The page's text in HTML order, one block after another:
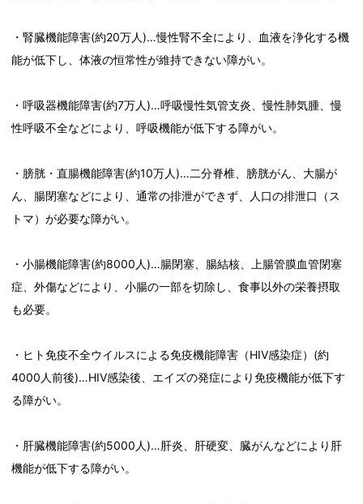
・腎臓機能障害(約20万人)…慢性腎不全により、血液を浄化する機
能が低下し、体液の恒常性が維持できない障がい。
・呼吸器機能障害(約7万人)…呼吸慢性気管支炎、慢性肺気腫、慢
性呼吸不全などにより、呼吸機能が低下する障がい。
・膀胱・直腸機能障害(約10万人)…二分脊椎、膀胱がん、大腸が
ん、腸閉塞などにより、通常の排泄ができず、人口の排泄口（ス
トマ）が必要な障がい。
・小腸機能障害(約8000人)…腸閉塞、腸結核、上腸管膜血管閉塞
症、外傷などにより、小腸の一部を切除し、食事以外の栄養摂取
も必要。
・ヒト免疫不全ウイルスによる免疫機能障害（HIV感染症）(約
4000人前後)…HIV感染後、エイズの発症により免疫機能が低下す
る障がい。
・肝臓機能障害(約5000人)…肝炎、肝硬変、臓がんなどにより肝
機能が低下する障がい。